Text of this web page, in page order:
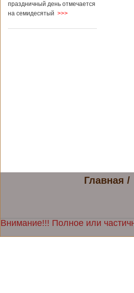
праздничный день отмечается
на семидесятый >>>
Главная /
Внимание!!! Полное или